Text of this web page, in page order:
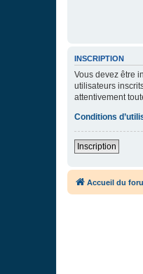
INSCRIPTION
Vous devez être
utilisateurs
attentivement
Conditions
Inscription
Accueil du